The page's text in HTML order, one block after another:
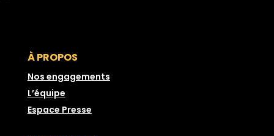
À PROPOS
Nos engagements
L’équipe
Espace Presse